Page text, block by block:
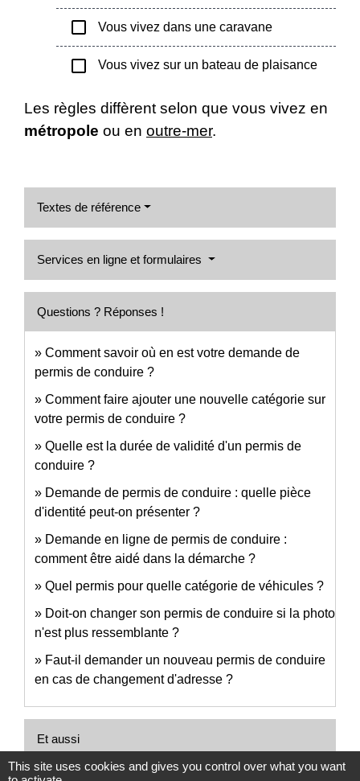
check_box_outline_blank Vous vivez dans une caravane
check_box_outline_blank Vous vivez sur un bateau de plaisance
Les règles diffèrent selon que vous vivez en
métropole ou en outre-mer.
Textes de référence
Services en ligne et formulaires
Questions ? Réponses !
Comment savoir où en est votre demande de
permis de conduire ?
Comment faire ajouter une nouvelle catégorie sur
votre permis de conduire ?
Quelle est la durée de validité d'un permis de
conduire ?
Demande de permis de conduire : quelle pièce
d'identité peut-on présenter ?
Demande en ligne de permis de conduire :
comment être aidé dans la démarche ?
Quel permis pour quelle catégorie de véhicules ?
Doit-on changer son permis de conduire si la photo
n'est plus ressemblante ?
Faut-il demander un nouveau permis de conduire
en cas de changement d'adresse ?
Et aussi
This site uses cookies and gives you control over what you want